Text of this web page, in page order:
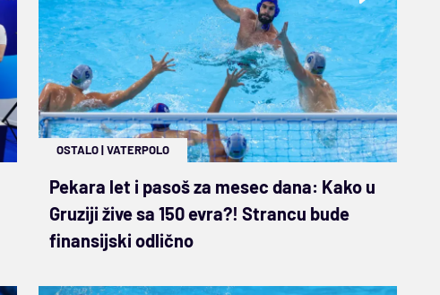
OSTALO|VATERPOLO
Pekara let i pasoš za mesec dana: Kako u
Gruziji žive sa 150 evra?! Strancu bude
finansijski odlično